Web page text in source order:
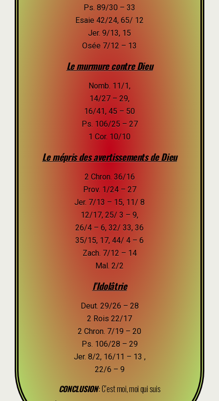
Ps. 89/30 – 33
Esaie 42/24, 65/ 12
Jer. 9/13, 15
Osée 7/12 – 13
Le murmure contre Dieu
Nomb. 11/1,
14/27 – 29,
16/41, 45 – 50
Ps. 106/25 – 27
1 Cor. 10/10
Le mépris des avertissements de Dieu
2 Chron. 36/16
Prov. 1/24 – 27
Jer. 7/13 – 15, 11/ 8
12/17, 25/ 3 – 9,
26/4 – 6, 32/ 33, 36
35/15, 17, 44/ 4 – 6
Zach. 7/12 – 14
Mal. 2/2
l’Idolâtrie
Deut. 29/26 – 28
2 Rois 22/17
2 Chron. 7/19 – 20
Ps. 106/28 – 29
Jer. 8/2, 16/11 – 13 ,
22/6 – 9
CONCLUSION: C’est moi, moi qui suis